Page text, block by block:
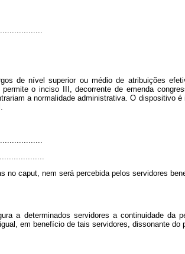
de nível superior ou médio de atribuições
o inciso III, decorrente de emenda
a normalidade administrativa. O dispositivo
caput, nem será percebida pelos servidores
a determinados servidores a continuidade da
em benefício de tais servidores, dissonante do